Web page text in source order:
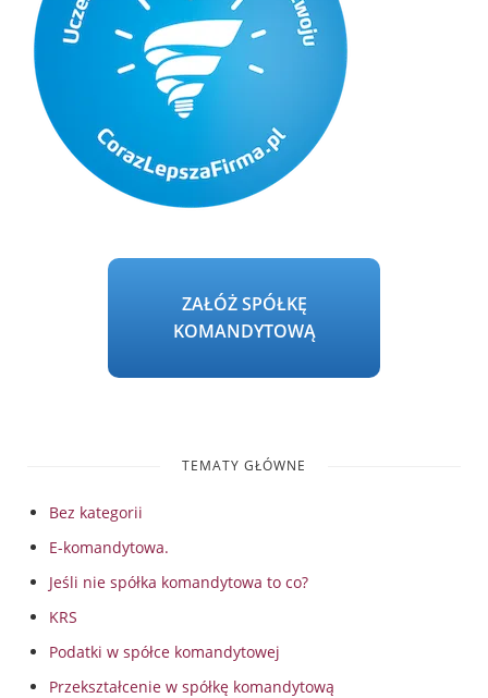
ZAŁÓŻ SPÓŁKĘ
KOMANDYTOWĄ
TEMATY GŁÓWNE
Bez kategorii
E-komandytowa.
Jeśli nie spółka komandytowa to co?
KRS
Podatki w spółce komandytowej
Przekształcenie w spółkę komandytową